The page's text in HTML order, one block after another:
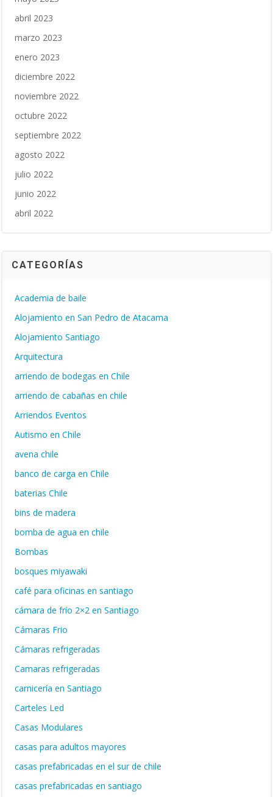
abril 2023
marzo 2023
enero 2023
diciembre 2022
noviembre 2022
octubre 2022
septiembre 2022
agosto 2022
julio 2022
junio 2022
abril 2022
CATEGORÍAS
Academia de baile
Alojamiento en San Pedro de Atacama
Alojamiento Santiago
Arquitectura
arriendo de bodegas en Chile
arriendo de cabañas en chile
Arriendos Eventos
Autismo en Chile
avena chile
banco de carga en Chile
baterias Chile
bins de madera
bomba de agua en chile
Bombas
bosques miyawaki
café para oficinas en santiago
cámara de frío 2×2 en Santiago
Cámaras Frio
Cámaras refrigeradas
Camaras refrigeradas
carnicería en Santiago
Carteles Led
Casas Modulares
casas para adultos mayores
casas prefabricadas en el sur de chile
casas prefabricadas en santiago